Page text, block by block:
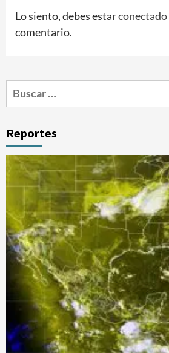
Lo siento, debes estarconectado
comentario.
Buscar:
Reportes